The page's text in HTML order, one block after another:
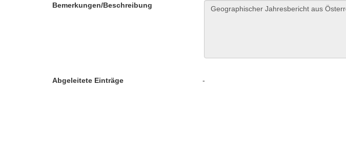
Bemerkungen/Beschreibung
Abgeleitete Einträge -